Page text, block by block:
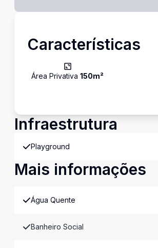
Características
Área Privativa 150m²
Infraestrutura
Playground
Mais informações
Água Quente
Banheiro Social